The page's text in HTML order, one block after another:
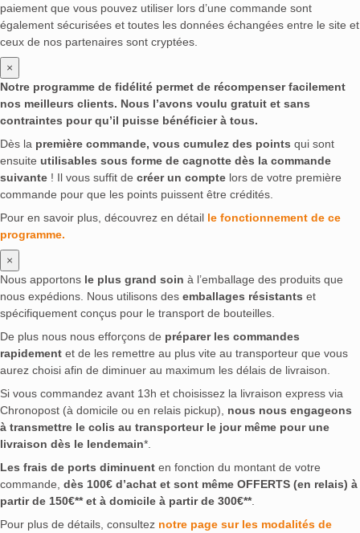
paiement que vous pouvez utiliser lors d’une commande sont
également sécurisées et toutes les données échangées entre le site et
ceux de nos partenaires sont cryptées.
×
Notre programme de fidélité permet de récompenser facilement
nos meilleurs clients. Nous l’avons voulu gratuit et sans
contraintes pour qu’il puisse bénéficier à tous.
Dès la première commande, vous cumulez des points qui sont
ensuite utilisables sous forme de cagnotte dès la commande
suivante ! Il vous suffit de créer un compte lors de votre première
commande pour que les points puissent être crédités.
Pour en savoir plus, découvrez en détail le fonctionnement de ce
programme.
×
Nous apportons le plus grand soin à l’emballage des produits que
nous expédions. Nous utilisons des emballages résistants et
spécifiquement conçus pour le transport de bouteilles.
De plus nous nous efforçons de préparer les commandes
rapidement et de les remettre au plus vite au transporteur que vous
aurez choisi afin de diminuer au maximum les délais de livraison.
Si vous commandez avant 13h et choisissez la livraison express via
Chronopost (à domicile ou en relais pickup), nous nous engageons
à transmettre le colis au transporteur le jour même pour une
livraison dès le lendemain*.
Les frais de ports diminuent en fonction du montant de votre
commande, dès 100€ d’achat et sont même OFFERTS (en relais) à
partir de 150€** et à domicile à partir de 300€**.
Pour plus de détails, consultez notre page sur les modalités de